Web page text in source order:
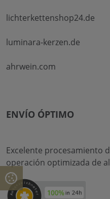
lichterkettenshop24.de
luminara-kerzen.de
ahrwein.com
ENVÍO ÓPTIMO
Excelente procesamiento
operación optimizada de